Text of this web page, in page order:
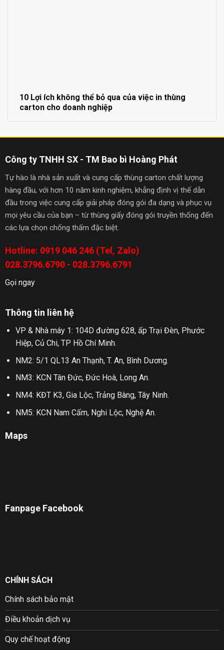
10 Lợi ích không thể bỏ qua của việc in thùng
carton cho doanh nghiệp
Công ty TNHH SX - TM Bao bì Hoàng Phát
Tự hào là nhà sản xuất và cung cấp thùng carton chất lượng
hàng đầu, với hơn 10 năm kinh nghiệm, khẳng định vị thế dẫn
đầu trong việc cung cấp giải pháp đóng gói đa dạng và phục vụ
mọi yêu cầu của bạn – từ thùng giấy đóng gói truyền thống đến
các lựa chọn chống thấm đặc biệt.
Hotline: 0919 046 246 (Tel, Zalo)
028.3796.6790 - 028.3796.6791
Gọi ngay
Thông tin liên hệ
VP & Nhà máy 1: 104D đường 628, ấp Trại Đèn, Phước
Hiệp, Củ Chi, TP Hồ Chí Minh.
NM2: 5/1 QL13 An Thạnh, T. An, Bình Dương.
NM3: KCN Tân Đức, Đức Hoà, Long An.
NM4: KĐT K3, Gia Lộc, Trảng Bàng, Tây Ninh.
NM5: KCN Nam Cấm, Nghi Lộc, Nghệ An.
Maps
Fanpage Facebook
CHÍNH SÁCH
Chính sách bảo mật
Điều khoản dịch vụ
Quy chế hoạt động